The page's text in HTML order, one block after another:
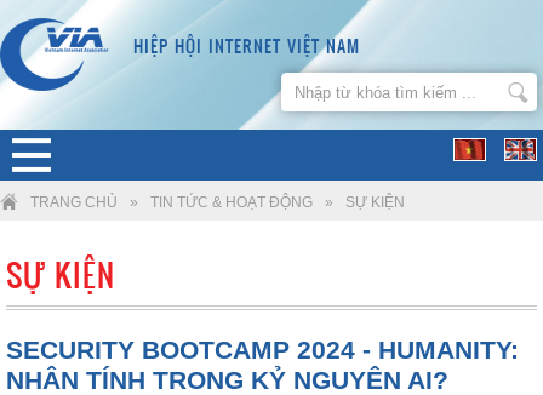
HIỆP HỘI INTERNET VIỆT NAM
TRANG CHỦ » TIN TỨC & HOẠT ĐỘNG » SỰ KIỆN
SỰ KIỆN
SECURITY BOOTCAMP 2024 - HUMANITY:
NHÂN TÍNH TRONG KỶ NGUYÊN AI?